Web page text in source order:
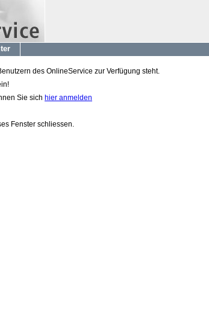
des OnlineService zur Verfügung steht.
Sie sich hier anmelden
Fenster schliessen.